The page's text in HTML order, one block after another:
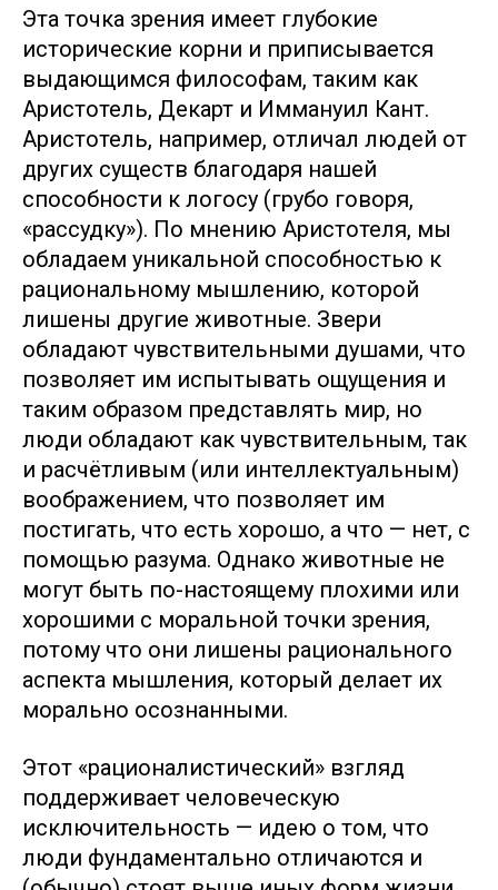
Эта точка зрения имеет глубокие
исторические корни и приписывается
выдающимся философам, таким как
Аристотель, Декарт и Иммануил Кант.
Аристотель, например, отличал людей от
других существ благодаря нашей
способности к логосу (грубо говоря,
«рассудку»). По мнению Аристотеля, мы
обладаем уникальной способностью к
рациональному мышлению, которой
лишены другие животные. Звери
обладают чувствительными душами, что
позволяет им испытывать ощущения и
таким образом представлять мир, но
люди обладают как чувствительным, так
и расчётливым (или интеллектуальным)
воображением, что позволяет им
постигать, что есть хорошо, а что — нет, с
помощью разума. Однако животные не
могут быть по-настоящему плохими или
хорошими с моральной точки зрения,
потому что они лишены рационального
аспекта мышления, который делает их
морально осознанными.
Этот «рационалистический» взгляд
поддерживает человеческую
исключительность — идею о том, что
люди фундаментально отличаются и